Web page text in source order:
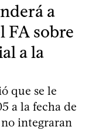
a
FA sobre
a la
que se le
a la fecha de
integraran